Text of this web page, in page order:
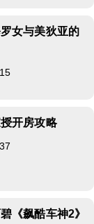
女与美狄亚的
开房攻略
《飙酷车神2》